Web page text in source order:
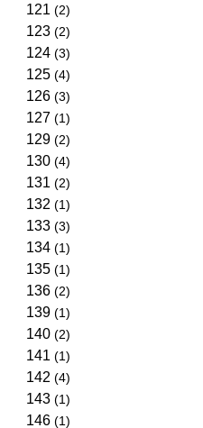
121(2)
123(2)
124(3)
125(4)
126(3)
127(1)
129(2)
130(4)
131(2)
132(1)
133(3)
134(1)
135(1)
136(2)
139(1)
140(2)
141(1)
142(4)
143(1)
146(1)